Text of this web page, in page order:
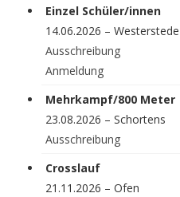
Einzel Schüler/innen
14.06.2026 – Westerstede
Ausschreibung
Anmeldung
Mehrkampf/800 Meter
23.08.2026 – Schortens
Ausschreibung
Crosslauf
21.11.2026 – Ofen